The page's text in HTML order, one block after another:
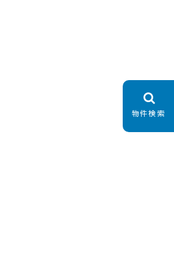
物件検索